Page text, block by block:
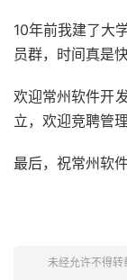
10年前我建了大
员群，时间真是
欢迎常州软件开
立，欢迎竞聘管
最后，祝常州软
未经允许不得转